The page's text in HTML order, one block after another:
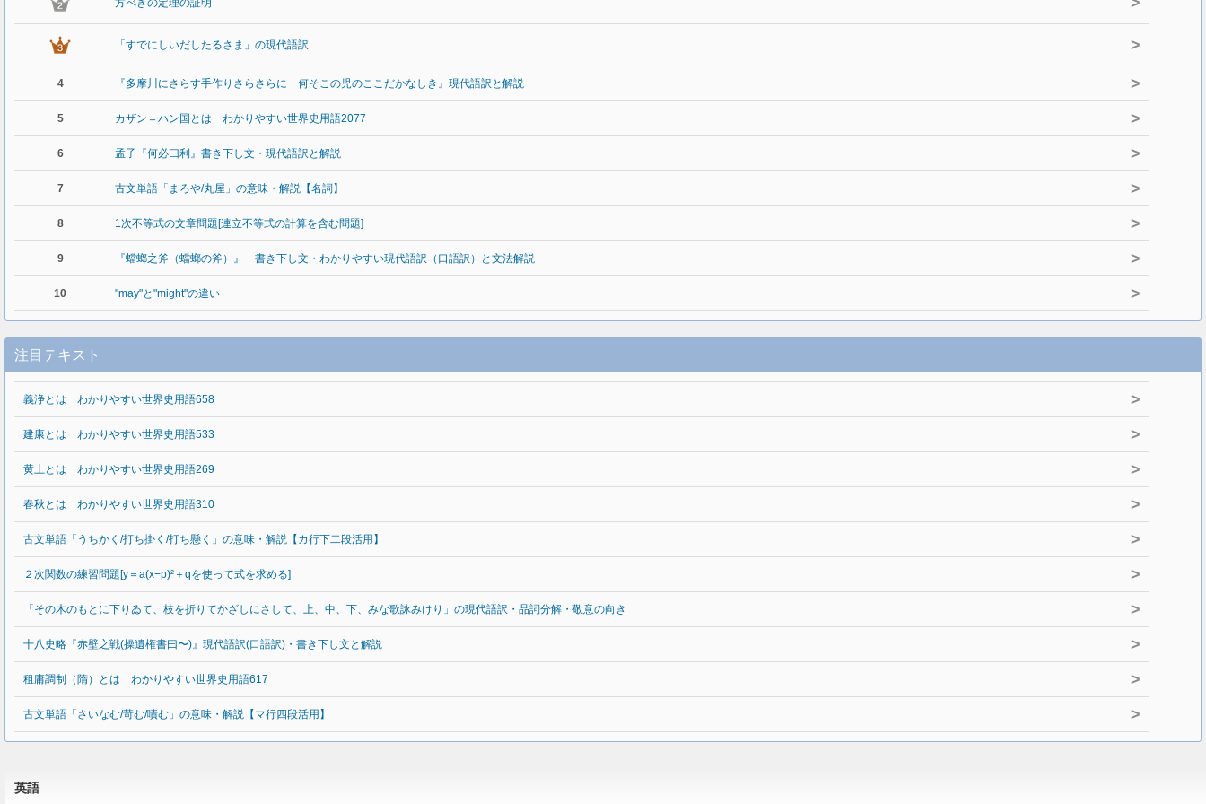
方べきの定理の証明
「すでにしいだしたるさま」の現代語訳 >
4 『多摩川にさらす手作りさらさらに 何そこの児のここだかなしき』現代語訳と解説 >
5 カザン＝ハン国とは わかりやすい世界史用語2077 >
6 孟子『何必曰利』書き下し文・現代語訳と解説 >
7 古文単語「まろや/丸屋」の意味・解説【名詞】 >
8 1次不等式の文章問題[連立不等式の計算を含む問題] >
9 『蟷螂之斧（蟷螂の斧）』 書き下し文・わかりやすい現代語訳（口語訳）と文法解説 >
10 "may"と"might"の違い >
注目テキスト
義浄とは わかりやすい世界史用語658 >
建康とは わかりやすい世界史用語533 >
黄土とは わかりやすい世界史用語269 >
春秋とは わかりやすい世界史用語310 >
古文単語「うちかく/打ち掛く/打ち懸く」の意味・解説【カ行下二段活用】 >
２次関数の練習問題[y＝a(x−p)²＋qを使って式を求める] >
「その木のもとに下りゐて、枝を折りてかざしにさして、上、中、下、みな歌詠みけり」の現代語訳・品詞分解・敬意の向き >
十八史略『赤壁之戦(操遺権書曰〜)』現代語訳(口語訳)・書き下し文と解説 >
租庸調制（隋）とは わかりやすい世界史用語617 >
古文単語「さいなむ/苛む/嘖む」の意味・解説【マ行四段活用】 >
英語